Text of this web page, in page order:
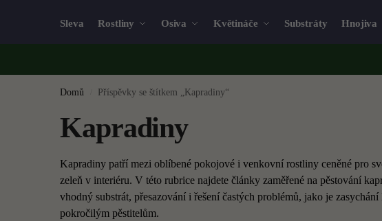
Sleva Rostliny Osiva Květináče Substráty Hnojiva
Domů Příspěvky se štítkem „Kapradiny“
Kapradiny
Kapradiny patří mezi oblíbené pokojové i venkovní rostliny ceněné pro
zeleň v interiéru. V této rubrice najdete články zaměřené na pěstování
vhodný substrát, přesazování i řešení častých problémů, jako je
pokročilým pěstitelům.